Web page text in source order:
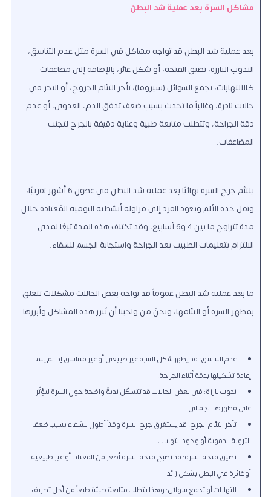
مشاكل السرة بعد عملية شد البطن
بعد عملية شد البطن قد تواجه مشاكل في السرة مثل عدم التناسق،
الندوب البارزة، تضيق الفتحة، أو شكل غائر، بالإضافة إلى مضاعفات
كـالالتهابات، تجمع السوائل (سيروما)، تأخر التئام الجروح، أو النخر في
حالات نادرة، وغالباً ما تحدث بسبب ضعف تدفق الدم، العدوى، أو عدم
دقة الجراحة، وتتطلب متابعة طبية وعناية دقيقة بالجرح لتجنب
المضاعفات.
يلتئم جرح السرة نهائيًا بعد عملية شد البطن في غضون 6 أشهر تقريبًا،
وتقل حدة الألم ويعود الفرد إلى مزاولة أنشطته اليومية المُعتادة خلال
مدة تتراوح ما بين 4 و6 أسابيع، وقد تختلف هذه المدة تبعًا لمدى
الالتزام بتعليمات الطبيب بعد الجراحة واستجابة الجسم للشفاء.
ما بعد عملية شد البطن عموماً قد تواجه بعض الحالات مشكلات تتعلق
بمظهر السرة أو التئامها، ونحنُ من واجبنا أن نُبرز هذه المشاكل وأبرزها:
عدم التناسق: قد يظهر شكل السرة غير طبيعي أو غير متناسق إذا لم يتم
إعادة تشكيلها بدقة أثناء الجراحة.
ندوب بارزة: في بعض الحالات قد تتشكّل ندبةٌ واضحة حول السرة ليؤثّر
على مظهرها الجمالي.
تأخر التئام الجرح: قد يستغرق جرح السرة وقتاً أطول للشفاء بسبب ضعف
التروية الدموية أو وجود التهابات.
تضيق فتحة السرة: قد تصبح فتحة السرة أصغر من المعتاد، أو غير طبيعية
أو غائرة في البطن بشكل زائد.
التهابات أو تجمع سوائل: وهذا يتطلب متابعة طبيّة طبعاً من أجل تصريف